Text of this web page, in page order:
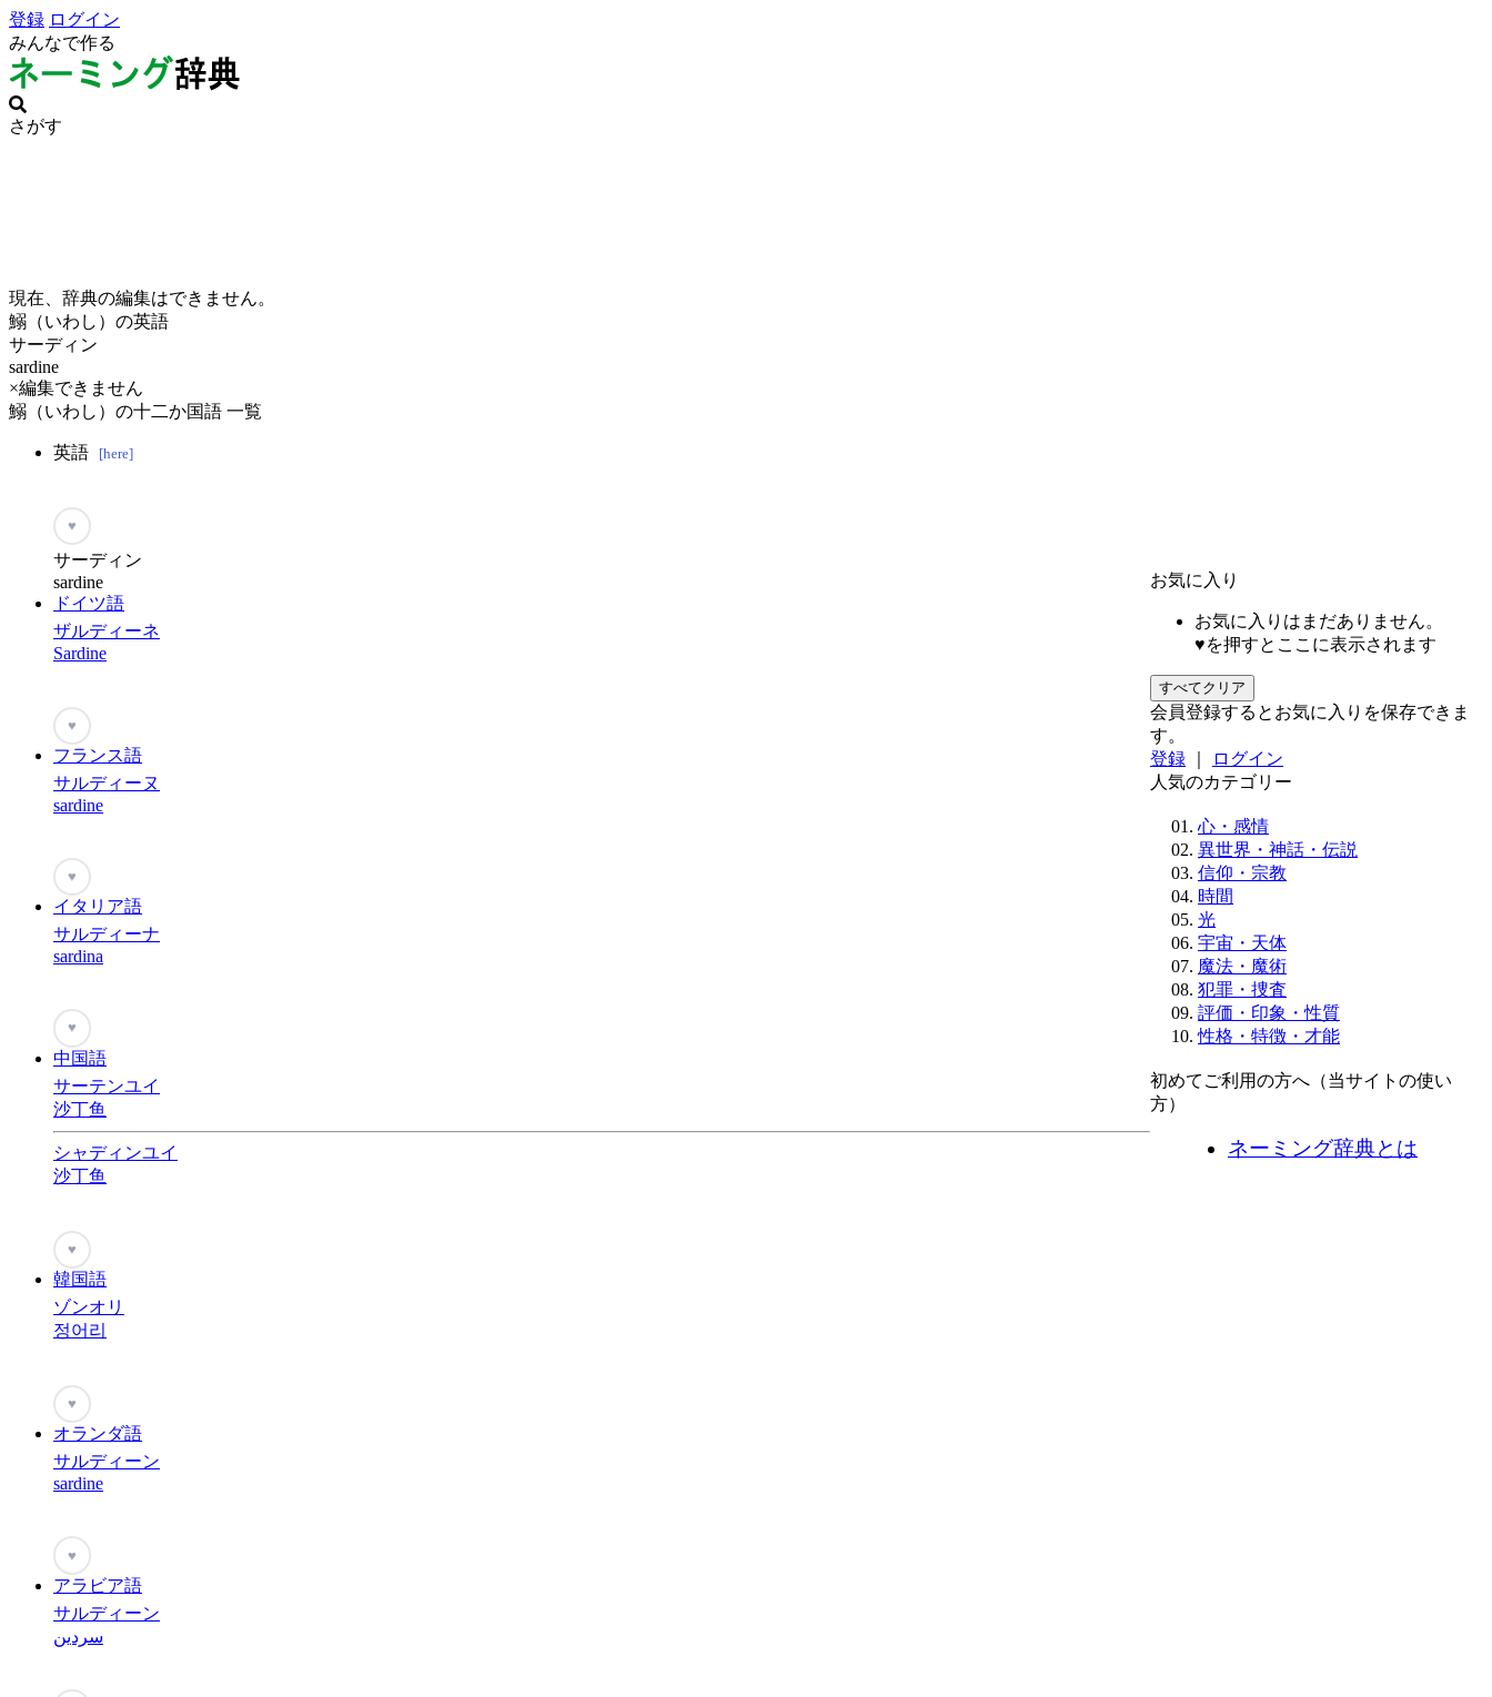
登録 ログイン
みんなで作る
さがす
現在、辞典の編集はできません。
鰯（いわし）の英語
サーディン
sardine
×編集できません
鰯（いわし）の十二か国語 一覧
英語 [here]
♥
サーディン
sardine
ドイツ語
ザルディーネ
Sardine
♥
フランス語
サルディーヌ
sardine
♥
イタリア語
サルディーナ
sardina
♥
中国語
サーテンユイ
沙丁鱼
シャディンユイ
沙丁鱼
♥
韓国語
ゾンオリ
정어리
♥
オランダ語
サルディーン
sardine
♥
アラビア語
サルディーン
سردين
お気に入り
お気に入りはまだありません。
♥を押すとここに表示されます
すべてクリア
会員登録するとお気に入りを保存できま
す。
登録
ログイン
人気のカテゴリー
心・感情
異世界・神話・伝説
信仰・宗教
時間
光
宇宙・天体
魔法・魔術
犯罪・捜査
評価・印象・性質
性格・特徴・才能
初めてご利用の方へ（当サイトの使い
方）
ネーミング辞典とは